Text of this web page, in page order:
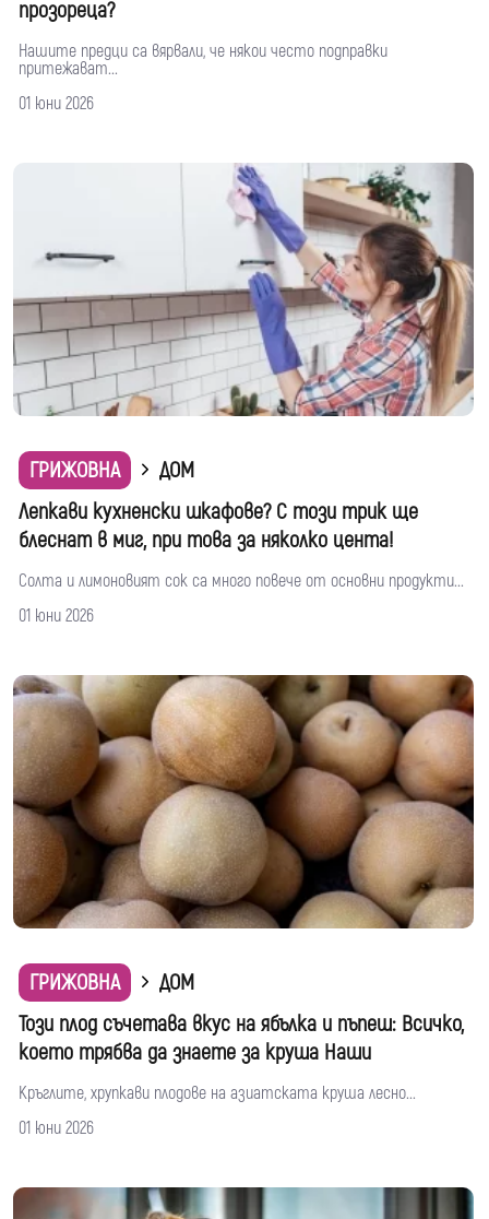
прозореца?
Нашите предци са вярвали, че някои често подправки
притежават...
01 юни 2026
ГРИЖОВНА
ДОМ
Лепкави кухненски шкафове? С този трик ще
блеснат в миг, при това за няколко цента!
Солта и лимоновият сок са много повече от основни продукти...
01 юни 2026
ГРИЖОВНА
ДОМ
Този плод съчетава вкус на ябълка и пъпеш: Всичко,
което трябва да знаете за круша Наши
Кръглите, хрупкави плодове на азиатската круша лесно...
01 юни 2026